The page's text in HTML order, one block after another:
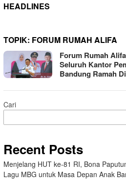
HEADLINES
TOPIK: FORUM RUMAH ALIFA
Forum Rumah
Seluruh Kantor
Bandung Ramah
Cari
Recent Posts
Menjelang HUT ke-81 RI, Bona
Lagu MBG untuk Masa Depan Anak